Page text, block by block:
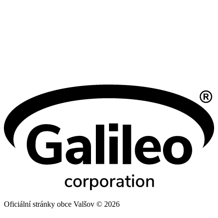
Oficiální stránky obce Valšov © 2026